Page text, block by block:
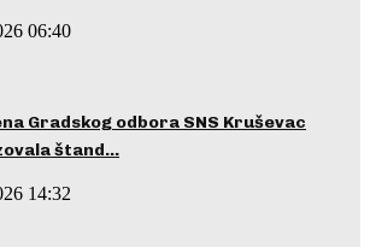
06:40
Gradskog odbora SNS Kruševac
štand…
14:32